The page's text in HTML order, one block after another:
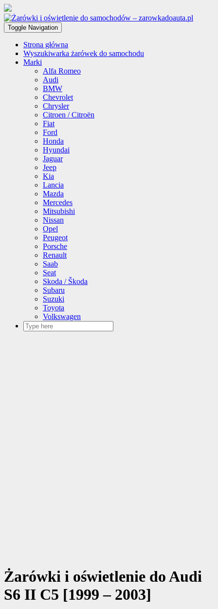
Toggle Navigation
Strona główna
Wyszukiwarka żarówek do samochodu
Marki
Alfa Romeo
Audi
BMW
Chevrolet
Chrysler
Citroen / Citroën
Fiat
Ford
Honda
Hyundai
Jaguar
Jeep
Kia
Lancia
Mazda
Mercedes
Mitsubishi
Nissan
Opel
Peugeot
Porsche
Renault
Saab
Seat
Skoda / Škoda
Subaru
Suzuki
Toyota
Volkswagen
Żarówki i oświetlenie do Audi
S6 II C5 [1999 – 2003]